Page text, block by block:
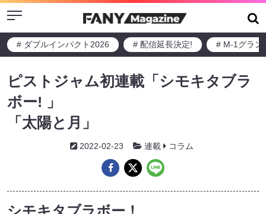
Menu
# ダブルインパクト2026 # 配信延長決定! # M-1グラン
ピストジャム初連載「シモキタブラ
ボー! 」
「太陽と月」
2022-02-23 連載 コラム
シモキタブラボー！